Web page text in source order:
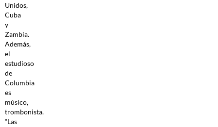
Unidos,
Cuba
y
Zambia.
Además,
el
estudioso
de
Columbia
es
músico,
trombonista.
“Las